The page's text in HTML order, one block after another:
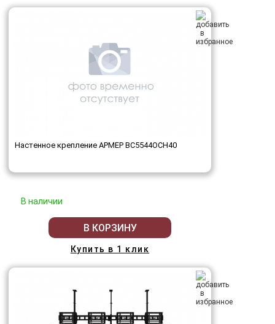
Настенное крепление АРМЕР ВС5544ОСН40
В наличии
В КОРЗИНУ
Купить в 1 клик